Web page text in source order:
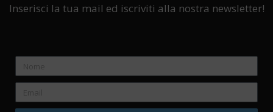
Inserisci la tua mail ed iscriviti alla nostra newsletter!